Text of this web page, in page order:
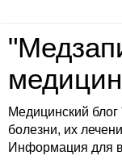
Медицинский
болезни, их
Информация для